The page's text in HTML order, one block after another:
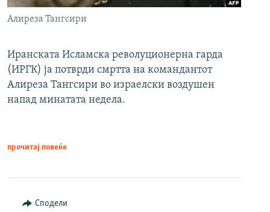
Алиреза Тангсири
Иранската Исламска револуционерна гарда
(ИРГК) ја потврди смртта на командантот
Алиреза Тангсири во израелски воздушен
напад минатата недела.
прочитај повеќе
Сподели